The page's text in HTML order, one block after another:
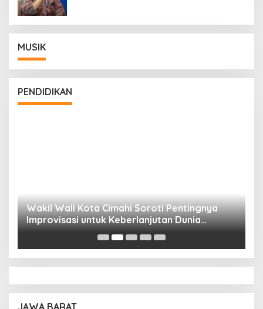
MUSIK
PENDIDIKAN
Wakil Wali Kota Cimahi Soroti Pentingnya
Improvisasi untuk Keberlanjutan Dunia
Pendidikan